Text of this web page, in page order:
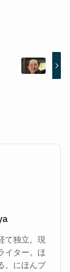
て独立。現
イター。ほ
。にほんブ